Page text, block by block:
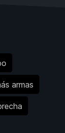
armas